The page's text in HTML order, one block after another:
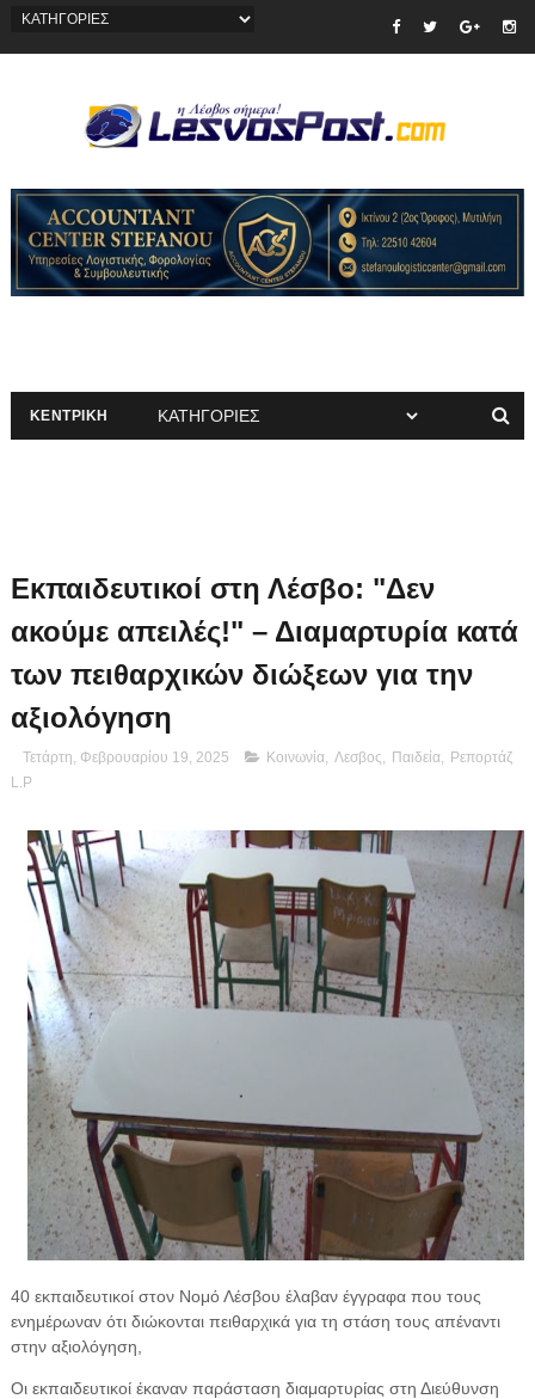
ΚΕΝΤΡΙΚΗ
Εκπαιδευτικοί στη Λέσβο: "Δεν
ακούμε απειλές!" – Διαμαρτυρία κατά
των πειθαρχικών διώξεων για την
αξιολόγηση
Τετάρτη, Φεβρουαρίου 19, 2025 Κοινωνία, Λεσβος Παιδεία,
Ρεπορτάζ
L.P
40 εκπαιδευτικοί στον Νομό Λέσβου έλαβαν έγγραφα που τους
ενημέρωναν ότι διώκονται πειθαρχικά για τη στάση τους απέναντι
στην αξιολόγηση,
Οι εκπαιδευτικοί έκαναν παράσταση διαμαρτυρίας στη Διεύθυνση